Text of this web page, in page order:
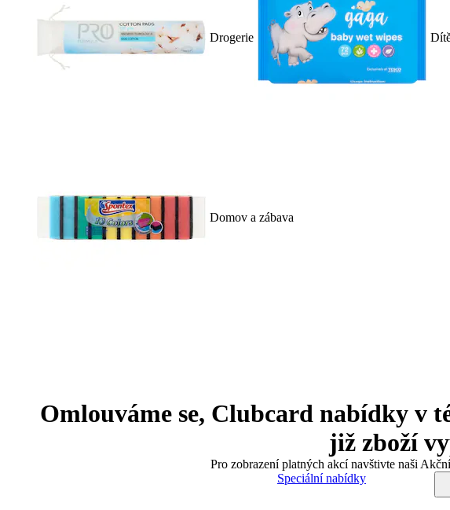
Drogerie
Domov a zábava
Omlouváme se, Clubcard nabídky v
již zboží
Pro zobrazení platných akcí navštivte naši
Speciální nabídky